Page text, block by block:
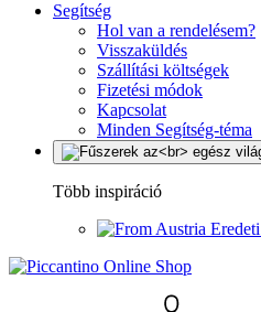
Segítség
Hol van a rendelésem?
Visszaküldés
Szállítási költségek
Fizetési módok
Kapcsolat
Minden Segítség-téma
Több inspiráció